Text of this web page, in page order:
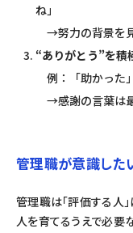
ね」
→努力の背景を
“ありがとう”を積
例：「助かった
→感謝の言葉は
管理職が意識した
管理職は「評価する人」
人を育てるうえで必要